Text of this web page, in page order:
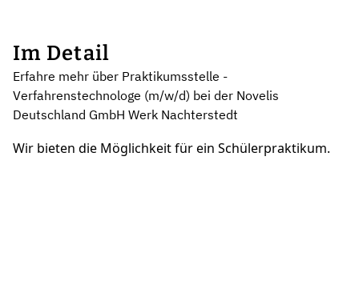
Im Detail
Erfahre mehr über Praktikumsstelle -
Verfahrenstechnologe (m/w/d) bei der Novelis
Deutschland GmbH Werk Nachterstedt
Wir bieten die Möglichkeit für ein Schülerpraktikum.